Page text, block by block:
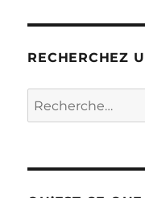
RECHERCHEZ
Recherche
pour :